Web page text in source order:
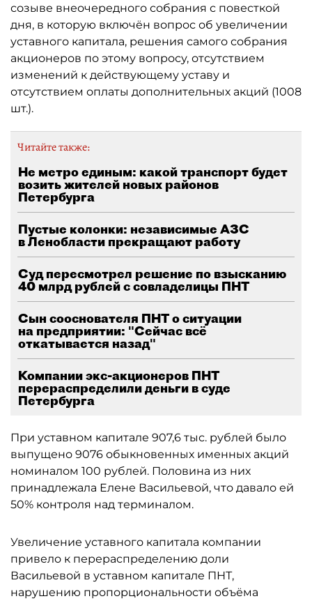
созыве внеочередного собрания с повесткой
дня, в которую включён вопрос об увеличении
уставного капитала, решения самого собрания
акционеров по этому вопросу, отсутствием
изменений к действующему уставу и
отсутствием оплаты дополнительных акций (1008
шт.).
Читайте также:
Не метро единым: какой транспорт будет
возить жителей новых районов
Петербурга
Пустые колонки: независимые АЗС
в Ленобласти прекращают работу
Суд пересмотрел решение по взысканию
40 млрд рублей с совладелицы ПНТ
Сын сооснователя ПНТ о ситуации
на предприятии: "Сейчас всё
откатывается назад"
Компании экс-акционеров ПНТ
перераспределили деньги в суде
Петербурга
При уставном капитале 907,6 тыс. рублей было
выпущено 9076 обыкновенных именных акций
номиналом 100 рублей. Половина из них
принадлежала Елене Васильевой, что давало ей
50% контроля над терминалом.
Увеличение уставного капитала компании
привело к перераспределению доли
Васильевой в уставном капитале ПНТ,
нарушению пропорциональности объёма